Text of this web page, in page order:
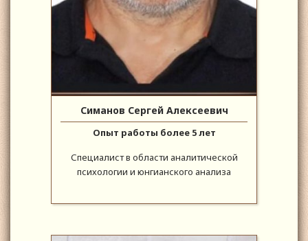
Симанов Сергей Алексеевич
Опыт работы более 5 лет
Специалист в области аналитической
психологии и юнгианского анализа